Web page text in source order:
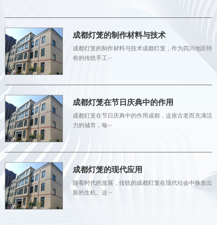
成都灯笼的制作材料与技术
成都灯笼的制作材料与技术成都灯笼，作为四川地区特
有的传统手工···
成都灯笼在节日庆典中的作用
成都灯笼在节日庆典中的作用成都，这座古老而充满活
力的城市，每···
成都灯笼的现代应用
随着时代的发展，传统的成都灯笼在现代社会中焕发出
新的生机。这···